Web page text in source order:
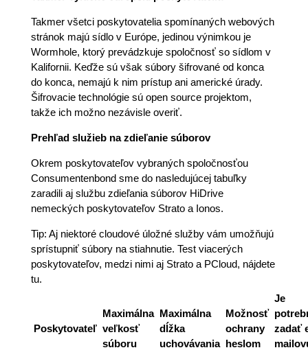
Takmer všetci poskytovatelia spomínaných webových
stránok majú sídlo v Európe, jedinou výnimkou je
Wormhole, ktorý prevádzkuje spoločnosť so sídlom v
Kalifornii. Keďže sú však súbory šifrované od konca
do konca, nemajú k nim prístup ani americké úrady.
Šifrovacie technológie sú open source projektom,
takže ich možno nezávisle overiť.
Prehľad služieb na zdieľanie súborov
Okrem poskytovateľov vybraných spoločnosťou
Consumentenbond sme do nasledujúcej tabuľky
zaradili aj službu zdieľania súborov HiDrive
nemeckých poskytovateľov Strato a Ionos.
Tip: Aj niektoré cloudové úložné služby vám umožňujú
sprístupniť súbory na stiahnutie. Test viacerých
poskytovateľov, medzi nimi aj Strato a PCloud, nájdete
tu.
Poskytovateľ
Maximálna
veľkosť
súboru
Maximálna
dĺžka
uchovávania
Možnosť
ochrany
heslom
Je
zadať